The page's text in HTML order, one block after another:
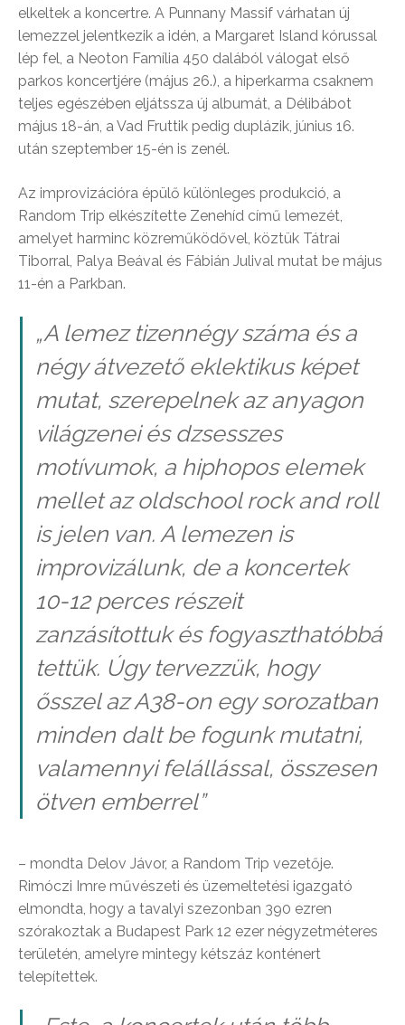
elkeltek a koncertre. A Punnany Massif várhatan új
lemezzel jelentkezik a idén, a Margaret Island kórussal
lép fel, a Neoton Família 450 dalából válogat első
parkos koncertjére (május 26.), a hiperkarma csaknem
teljes egészében eljátssza új albumát, a Délibábot
május 18-án, a Vad Fruttik pedig duplázik, június 16.
után szeptember 15-én is zenél.
Az improvizációra épülő különleges produkció, a
Random Trip elkészítette Zenehíd című lemezét,
amelyet harminc közreműködővel, köztük Tátrai
Tiborral, Palya Beával és Fábián Julival mutat be május
11-én a Parkban.
„A lemez tizennégy száma és a
négy átvezető eklektikus képet
mutat, szerepelnek az anyagon
világzenei és dzsesszes
motívumok, a hiphopos elemek
mellet az oldschool rock and roll
is jelen van. A lemezen is
improvizálunk, de a koncertek
10-12 perces részeit
zanzásítottuk és fogyaszthatóbbá
tettük. Úgy tervezzük, hogy
ősszel az A38-on egy sorozatban
minden dalt be fogunk mutatni,
valamennyi felállással, összesen
ötven emberrel”
– mondta Delov Jávor, a Random Trip vezetője.
Rimóczi Imre művészeti és üzemeltetési igazgató
elmondta, hogy a tavalyi szezonban 390 ezren
szórakoztak a Budapest Park 12 ezer négyzetméteres
területén, amelyre mintegy kétszáz konténert
telepítettek.